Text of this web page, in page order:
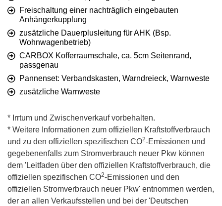
Freischaltung einer nachträglich eingebauten
Anhängerkupplung
zusätzliche Dauerplusleitung für AHK (Bsp.
Wohnwagenbetrieb)
CARBOX Kofferraumschale, ca. 5cm Seitenrand,
passgenau
Pannenset: Verbandskasten, Warndreieck, Warnweste
zusätzliche Warnweste
* Irrtum und Zwischenverkauf vorbehalten.
* Weitere Informationen zum offiziellen Kraftstoffverbrauch
und zu den offiziellen spezifischen CO2-Emissionen und
gegebenenfalls zum Stromverbrauch neuer Pkw können
dem 'Leitfaden über den offiziellen Kraftstoffverbrauch, die
offiziellen spezifischen CO2-Emissionen und den
offiziellen Stromverbrauch neuer Pkw' entnommen werden,
der an allen Verkaufsstellen und bei der 'Deutschen